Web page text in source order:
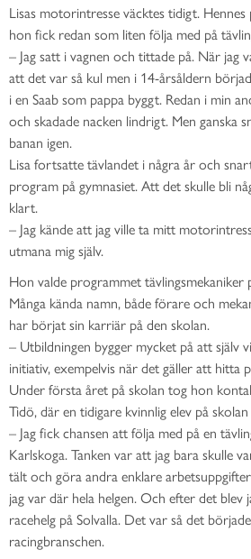
Lisas motorintresse väcktes tidigt.
hon fick redan som liten följa med på
– Jag satt i vagnen och tittade på. När jag
att det var så kul men i 14-årsåldern
i en Saab som pappa byggt. Redan i min
och skadade nacken lindrigt. Men ganska
banan igen.
Lisa fortsatte tävlandet i några år och
program på gymnasiet. Att det skulle bli
klart.
– Jag kände att jag ville ta mitt
utmana mig själv.
Hon valde programmet tävlingsmekaniker
Många kända namn, både förare och
har börjat sin karriär på den skolan.
– Utbildningen bygger mycket på att själv
initiativ, exempelvis när det gäller att hitta
Under första året på skolan tog hon
Tidö, där en tidigare kvinnlig elev på
– Jag fick chansen att följa med på en
Karlskoga. Tanken var att jag bara skulle
tält och göra andra enklare
jag var där hela helgen. Och efter det blev
racehelg på Solvalla. Det var så det
racingbranschen.